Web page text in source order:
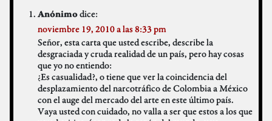
Anónimodice:
noviembre 19, 2010 a las 8:33 pm
Señor, esta carta que usted escribe, describe la
desgraciada y cruda realidad de un país, pero hay cosas
que yo no entiendo:
¿Es casualidad?, o tiene que ver la coincidencia del
desplazamiento del narcotráfico de Colombia a México
con el auge del mercado del arte en este último país.
Vaya usted con cuidado, no valla a ser que estos a los que